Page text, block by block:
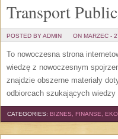
Transport
POSTED BY ADMIN ON MARZEC -
To nowoczesna strona
wiedzę z nowoczesnym
znajdzie obszerne materiały
odbiorcach szukających
CATEGORIES: BIZNES, FINANSE,